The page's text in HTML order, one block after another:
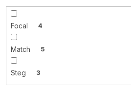
Focal 4
Match 5
Steg 3